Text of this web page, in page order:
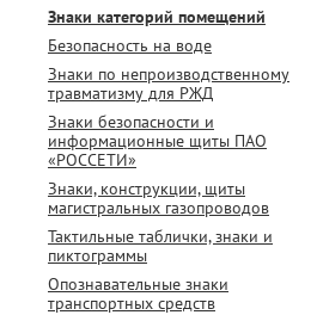
Знаки категорий помещений
Безопасность на воде
Знаки по непроизводственному
травматизму для РЖД
Знаки безопасности и
информационные щиты ПАО
«РОССЕТИ»
Знаки, конструкции, щиты
магистральных газопроводов
Тактильные таблички, знаки и
пиктограммы
Опознавательные знаки
транспортных средств